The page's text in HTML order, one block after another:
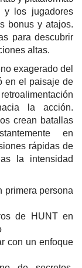
y los jugadores
bonus y atajos.
para descubrir
altas.
exagerado del
en el paisaje de
la acción.
crean batallas
en
rápidas de
la intensidad
primera persona
de HUNT en
con un enfoque